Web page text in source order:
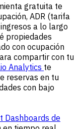
gratuita te
ADR (tarifa
a lo largo
propiedades
con ocupación
compartir con tu
Analytics te
reservas en tu
con bajo
Dashboards de